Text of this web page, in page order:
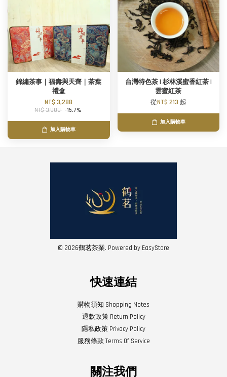
錦繡茶事｜福壽與天齊｜茶葉
禮盒
NT$ 3,288
NT$ 3,900 -15.7%
加入購物車
台灣特色茶 | 杉林溪蜜香紅茶 |
雲蜜紅茶
從NT$ 213 起
加入購物車
© 2026鶴茗茶業. Powered by EasyStore
快速連結
購物須知 Shopping Notes
退款政策 Return Policy
隱私政策 Privacy Policy
服務條款 Terms Of Service
關注我們